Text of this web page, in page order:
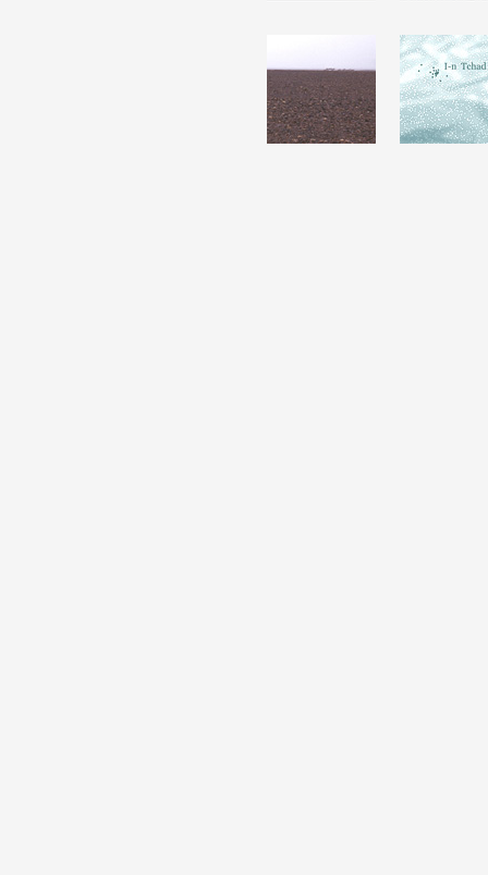
Événements
1% œuvres
public